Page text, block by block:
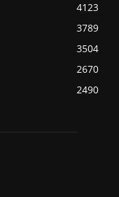
4123
3789
3504
2670
2490